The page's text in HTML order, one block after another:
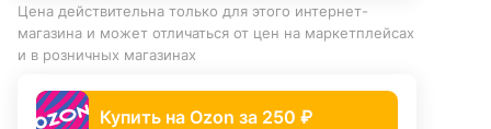
Цена действительна только для этого интернет-
магазина и может отличаться от цен на маркетплейсах
и в розничных магазинах
Купить на Ozon за 250 ₽